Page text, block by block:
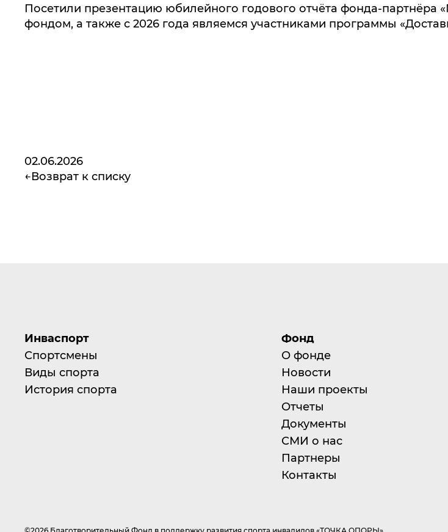
Посетили презентацию юбилейного годового отчёта фонда-
фондом, а также с 2026 года являемся участниками программы
02.06.2026
Возврат к списку
Инваспорт
Спортсмены
Виды спорта
История спорта
Фонд
О фонде
Новости
Наши проекты
Отчеты
Документы
СМИ о нас
Партнеры
Контакты